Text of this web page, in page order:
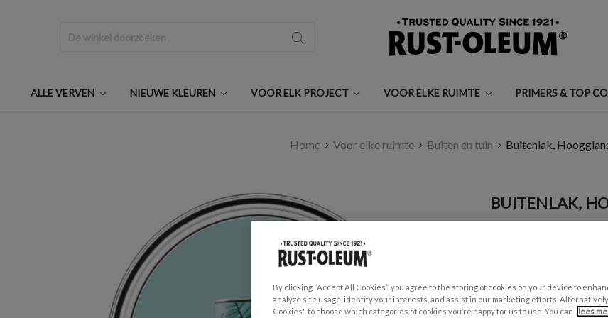
ALLE VERVEN NIEUWE KLEUREN VOOR ELK PROJECT VOOR ELKE RUIMTE PRIMERS & TOP
Home Voor elke ruimte Buiten en tuin Buitenlak,
BUITENLAK,
GESCHIKT VOOR:
Tuinmeubels en
By clicking “Accept All Cookies”, you agree to the storing of cookies on your device to
analyze site usage, identify your interests, and assist in our marketing efforts.
Cookies" to choose which categories of cookies you’re happy for us to use. You can
lees